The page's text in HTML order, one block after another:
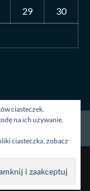
29 30
Kontakt
ciasteczek.
na ich używanie.
ciasteczka, zobacz